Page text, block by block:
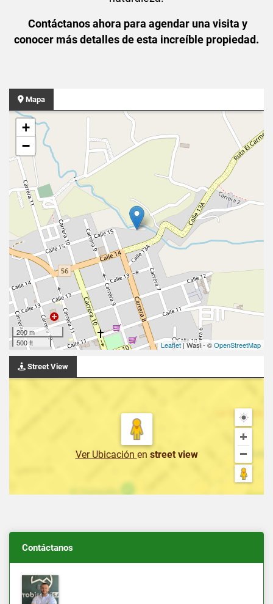
Contáctanos ahora para agendar una visita y
conocer más detalles de esta increíble propiedad.
Mapa
+
−
200 m
500 ft
Leaflet| Wasi - ©OpenStreetMap
Street View
Ver Ubicación en street view
Contáctanos